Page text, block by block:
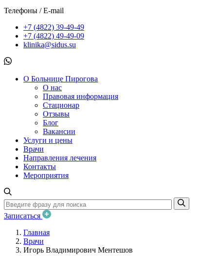
Телефоны / E-mail
+7 (4822) 39-49-49
+7 (4822) 49-49-09
klinika@sidus.su
О Больнице Пирогова
О нас
Правовая информация
Стационар
Отзывы
Блог
Вакансии
Услуги и цены
Врачи
Направления лечения
Контакты
Мероприятия
Записаться
Главная
Врачи
Игорь Владимирович Ментешов